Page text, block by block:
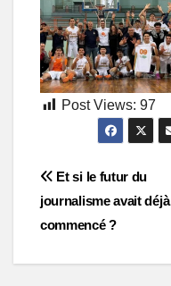
Post Views: 97
Post
navigation
Et si le futur du
journalisme avait déjà
commencé ?